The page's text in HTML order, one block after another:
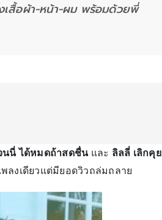
เสื้อผ้า-หน้า-ผม พร้อมด้วยพี่
นนี่ ได้หมดถ้าสดชื่น และ ลิลลี่ เลิกคุย
พลงเดียวแต่มียอดวิวถล่มถลาย